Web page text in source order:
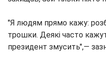
"Я людям прямо кажу:
трошки. Деякі часто
президент змусить",—